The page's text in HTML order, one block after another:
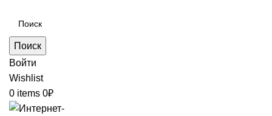
Поиск
Войти
Wishlist
0 items 0₽